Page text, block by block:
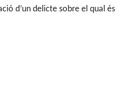
d’un delicte sobre el qual és